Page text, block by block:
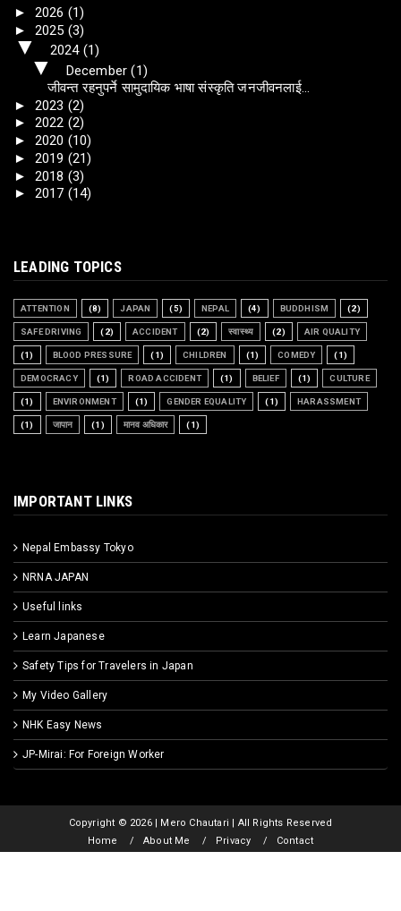
► 2026 (1)
► 2025 (3)
▼ 2024 (1)
▼ December(1)
जीवन्त रहनुपर्ने सामुदायिक भाषा संस्कृति जनजीवनलाई...
► 2023 (2)
► 2022 (2)
► 2020 (10)
► 2019 (21)
► 2018 (3)
► 2017 (14)
LEADING TOPICS
ATTENTION (8) JAPAN (5) NEPAL (4) BUDDHISM (2)
SAFE DRIVING (2) ACCIDENT (2) स्वास्थ्य (2) AIR QUALITY
(1) BLOOD PRESSURE (1) CHILDREN (1) COMEDY (1)
DEMOCRACY (1) ROAD ACCIDENT (1) BELIEF (1) CULTURE
(1) ENVIRONMENT (1) GENDER EQUALITY (1) HARASSMENT
(1) जापान (1) मानव अधिकार (1)
IMPORTANT LINKS
Nepal Embassy Tokyo
NRNA JAPAN
Useful links
Learn Japanese
Safety Tips for Travelers in Japan
My Video Gallery
NHK Easy News
JP-Mirai: For Foreign Worker
Copyright © 2026 | Mero Chautari | All Rights Reserved
Home
About Me Privacy Contact